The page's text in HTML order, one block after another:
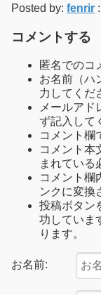
Posted by: fenrir
コメントする
匿名でのコ
お名前（ハ
力してくだ
メールアド
ず記入して
コメント欄
コメント本
まれている
コメント欄
ンクに変換
投稿ボタン
功していま
ります。
お名前: